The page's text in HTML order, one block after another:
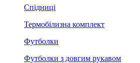
Спідниці
Термобілизна комплект
Футболки
Футболки з довгим рукавом